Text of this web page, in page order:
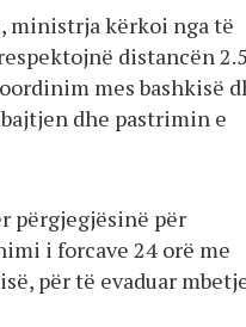
ministrja kërkoi nga të
distancën
mes bashkisë
dhe pastrimin e
përgjegjësinë për
i forcave 24 orë me
për të evaduar